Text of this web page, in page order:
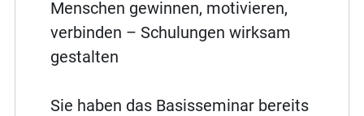
Menschen gewinnen, motivieren,
verbinden – Schulungen wirksam
gestalten
Sie haben das Basisseminar bereits